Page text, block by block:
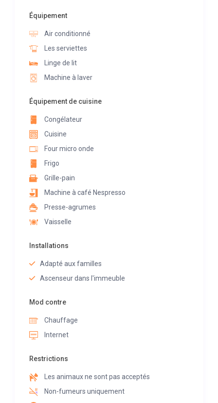
Équipement
Air conditionné
Les serviettes
Linge de lit
Machine à laver
Équipement de cuisine
Congélateur
Cuisine
Four micro onde
Frigo
Grille-pain
Machine à café Nespresso
Presse-agrumes
Vaisselle
Installations
Adapté aux familles
Ascenseur dans l'immeuble
Mod contre
Chauffage
Internet
Restrictions
Les animaux ne sont pas acceptés
Non-fumeurs uniquement